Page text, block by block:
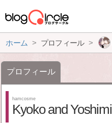
ホーム プロフィール
プロフィール
hamcosme
Kyoko and Yoshimi